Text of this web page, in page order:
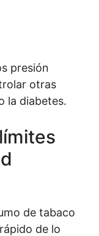
presión
otras
la diabetes.
de tabaco
de lo